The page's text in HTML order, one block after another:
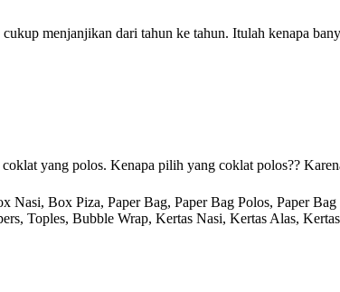
menjanjikan dari tahun ke tahun. Itulah kenapa
yang polos. Kenapa pilih yang coklat polos??
Nasi, Box Piza, Paper Bag, Paper Bag Polos, Paper
Toples, Bubble Wrap, Kertas Nasi, Kertas Alas,